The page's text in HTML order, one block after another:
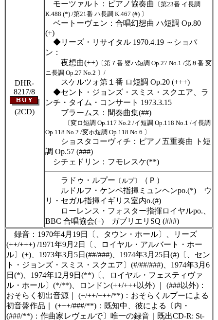
DHR-
8217/8
(2CD)
モーツァルト：ピアノ協奏曲
〔第23番 イ長調
K.488 (*) /第21番 ハ長調 K.467 (#) 〕
ベートーヴェン：合唱幻想曲 ハ短調 Op.80
(+)
◆リーズ・リサイタル 1970.4.19 ～ショパ
ン：
夜想曲(++) 〔第７番 嬰ハ短調 Op.27 No.1 /第８番 変
ニ長調 Op.27 No.2 〕/
スケルツォ第１番 ロ短調 Op.20 (+++)
◆セント・ジョンズ・スミス・スクエア、ラ
ンチ・タイム・コンサート 1973.3.15
ブラームス：間奏曲集(##)
〔変ロ短調 Op.117 No.2 /イ短調 Op.118 No.1 /イ長調
Op.118 No.2 /変ホ短調 Op.118 No.6 〕
ショスタコーヴィチ：ピアノ五重奏曲 ト短
調 Op.57 (###)
シチェドリン：フモレスケ(**)
ラドゥ・ルプー 〔ルプ〕
（Ｐ）
ルドルフ・ケンペ指揮ミュンヘンpo.(*) ウ
リ・セガル指揮イギリス室内o.(#)
ローレンス・フォスター指揮ロイヤルpo.、
BBC 合唱協会(+) ガブリエリSQ (###)
録音：1970年4月19日〔、タウン・ホール〕、リーズ
(++/+++) /1971年9月2日〔、ロイヤル・アルバート・ホー
ル〕(+)、1973年3月5日(##/###)、1974年3月25日(#)〔、セン
ト・ジョンズ・スミス・スクエア〕(#/##/###)、1974年3月6
日(*)、1974年12月9日(**)〔、ロイヤル・フェスティヴァ
ル・ホール〕(*/**)、ロンドン(++/+++以外) ｜ (###以外)：
おそらく初出音源｜ (+/++/+++/**)：おそらくルプーによる
初音盤作品｜ (+++/###/**)：既知中、彼による〔内・
(###/**)：作曲家レヴェルで〕唯一の録音｜既出CD-R: St-